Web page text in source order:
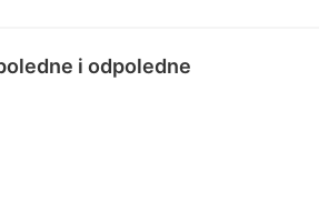
i odpoledne